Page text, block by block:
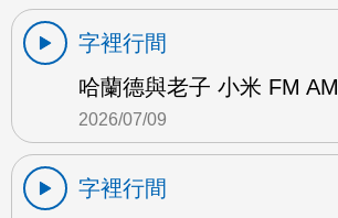
字裡行間
哈蘭德與老子 小米 FM AM
2026/07/09
字裡行間